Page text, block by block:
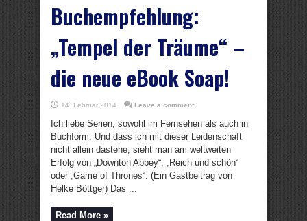
Buchempfehlung:
„Tempel der Träume“ –
die neue eBook Soap!
14. Februar 2014 Leave a comment
Ich liebe Serien, sowohl im Fernsehen als auch in
Buchform. Und dass ich mit dieser Leidenschaft
nicht allein dastehe, sieht man am weltweiten
Erfolg von „Downton Abbey“, „Reich und schön“
oder „Game of Thrones“. (Ein Gastbeitrag von
Helke Böttger) Das ...
Read More »